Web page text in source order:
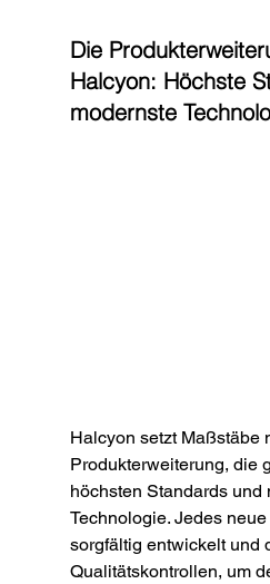
Die
Halcyon: Höchste
modernste
Halcyon setzt Maßstäbe
Produkterweiterung, die
höchsten Standards und
Technologie. Jedes
sorgfältig entwickelt und
Qualitätskontrollen, um